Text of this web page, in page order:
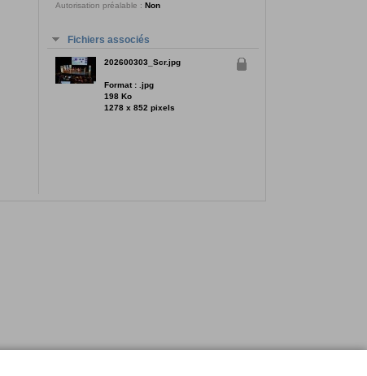
Autorisation préalable : Non
Fichiers associés
202600303_Scr.jpg
Format : .jpg
198 Ko
1278 x 852 pixels